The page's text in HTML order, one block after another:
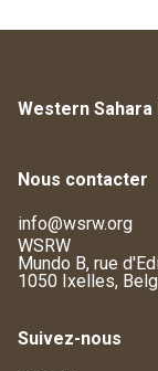
Western
Nous contacter
info@wsrw.org
WSRW
Mundo B, rue
1050 Ixelles,
Suivez-nous